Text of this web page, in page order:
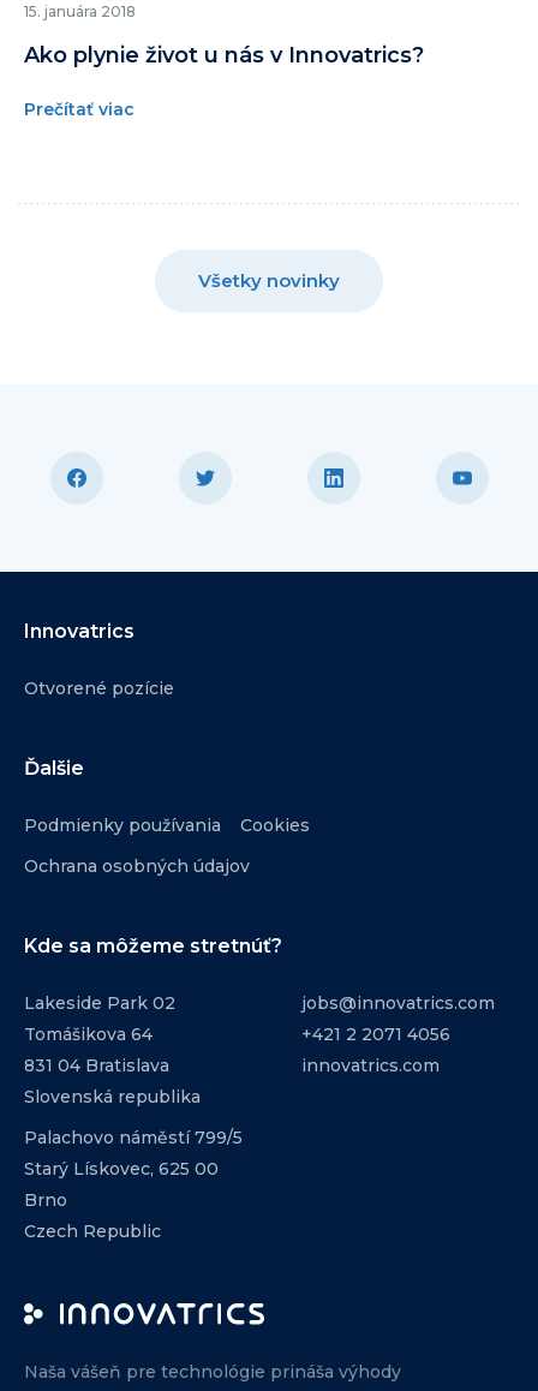
15. januára 2018
Ako plynie život u nás v Innovatrics?
Prečítať viac
Všetky novinky
Innovatrics
Otvorené pozície
Ďalšie
Podmienky používania
Cookies
Ochrana osobných údajov
Kde sa môžeme stretnúť?
Lakeside Park 02
Tomášikova 64
831 04 Bratislava
Slovenská republika
Palachovo náměstí 799/5
Starý Lískovec, 625 00
Brno
Czech Republic
jobs@innovatrics.com
+421 2 2071 4056
innovatrics.com
Naša vášeň pre technológie prináša výhody